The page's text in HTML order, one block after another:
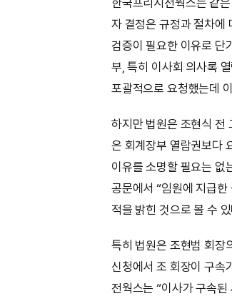
자 결정은 규정과 절차에
검증이 필요한 이유로 단
부, 특히 이사회 의사록
포괄적으로 요청했는데
하지만 법원은 조현식 전
은 회계장부 열람권보다
이유를 소명할 필요는 없
공문에서 “임원에 지급
적을 밝힌 것으로 볼 수
특히 법원은 조현범 회장
신청에서 조 회장이 구속
전웍스는 “이사가 구속